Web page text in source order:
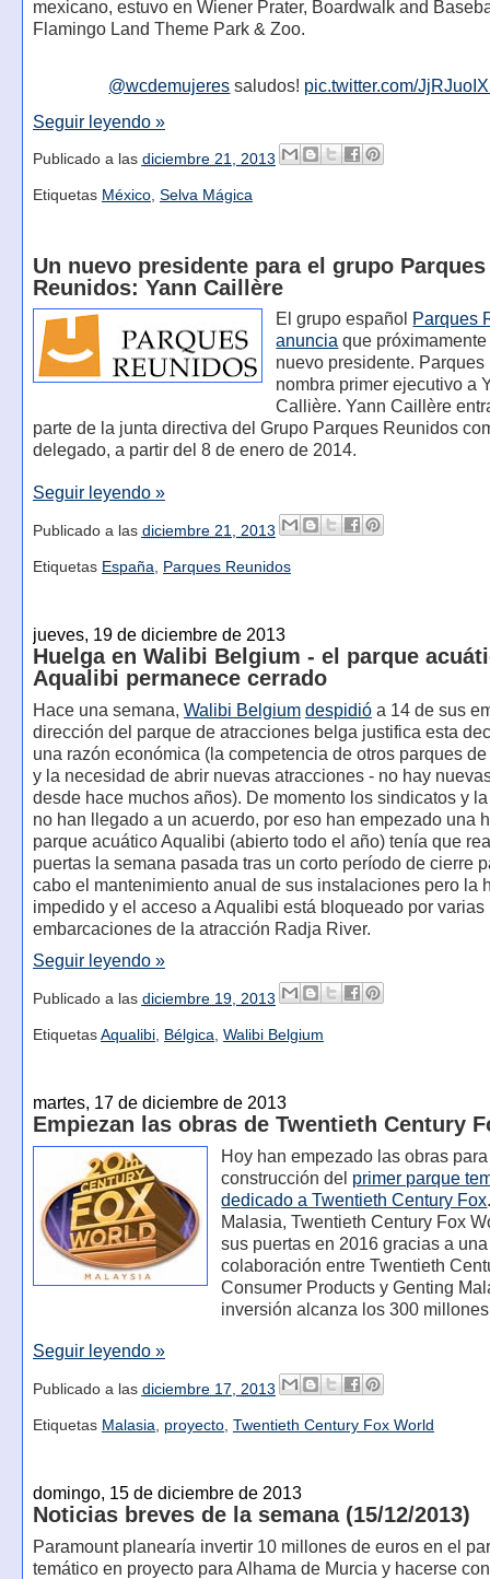
mexicano, estuvo en Wiener Prater, Boardwalk and
Flamingo Land Theme Park & Zoo.
@wcdemujeres saludos! pic.twitter.com/
Seguir leyendo »
Publicado a las diciembre 21, 2013
Etiquetas México, Selva Mágica
Un nuevo presidente para el grupo Parques
Reunidos: Yann Caillère
El grupo español Parques
anuncia que
nuevo presidente.
nombra primer ejecutivo a
Callière. Yann Caillère
parte de la junta directiva del Grupo Parques Reunidos
delegado, a partir del 8 de enero de 2014.
Seguir leyendo »
Publicado a las diciembre 21, 2013
Etiquetas España Parques Reunidos
jueves, 19 de diciembre de 2013
Huelga en Walibi Belgium - el parque
Aqualibi permanece cerrado
Hace una semana, Walibi Belgium despidióa 14 de sus
dirección del parque de atracciones belga justifica esta
una razón económica (la competencia de otros parques
y la necesidad de abrir nuevas atracciones - no hay
desde hace muchos años). De momento los sindicatos y
no han llegado a un acuerdo, por eso han empezado una
parque acuático Aqualibi (abierto todo el año) tenía que
puertas la semana pasada tras un corto período de cierre
cabo el mantenimiento anual de sus instalaciones pero la
impedido y el acceso a Aqualibi está bloqueado por varias
embarcaciones de la atracción Radja River.
Seguir leyendo »
Publicado a las diciembre 19, 2013
Etiquetas Aqualibi, Bélgica Walibi Belgium
martes, 17 de diciembre de 2013
Empiezan las obras de Twentieth Century
Hoy han empezado las obras
construcción del primer parque
dedicado a Twentieth Century Fox
Malasia, Twentieth Century Fox
sus puertas en 2016 gracias a una
colaboración entre Twentieth
Consumer Products y Genting
inversión alcanza los 300
Seguir leyendo »
Publicado a las diciembre 17, 2013
Etiquetas Malasia proyecto, Twentieth Century Fox World
domingo, 15 de diciembre de 2013
Noticias breves de la semana (15/12/2013)
Paramount planearía invertir 10 millones de euros en el
temático en proyecto para Alhama de Murcia y hacerse